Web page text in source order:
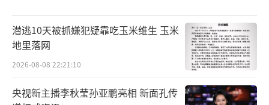
潜逃10天被抓嫌犯疑靠吃玉米维生 玉米
地里落网
2026-08-08 22:21:10
央视新主播李秋莹孙亚鹏亮相 新面孔传